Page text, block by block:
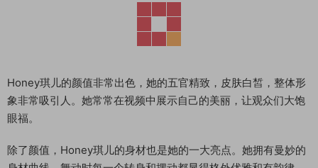
Honey琪儿的颜值非常出色，她的五官精致，皮肤白皙，整体形
象非常吸引人。她常常在视频中展示自己的美丽，让观众们大饱
眼福。
除了颜值，Honey琪儿的身材也是她的一大亮点。她拥有曼妙的